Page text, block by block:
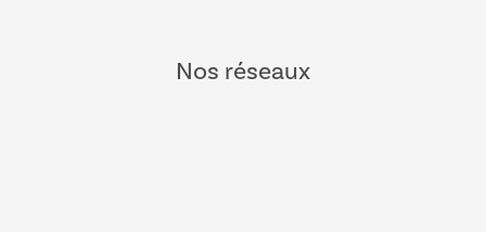
Nos réseaux